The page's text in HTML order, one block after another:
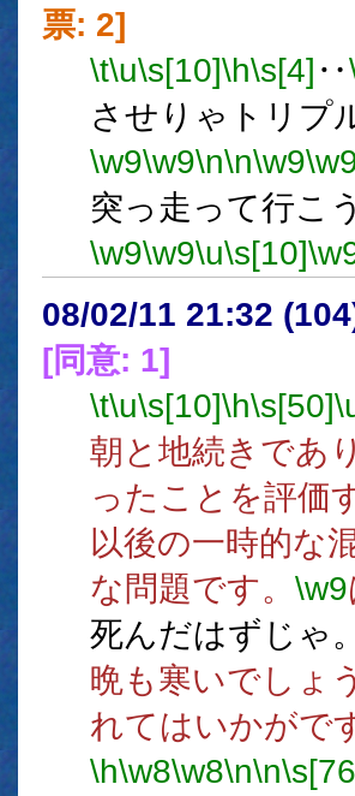
票: 2]
\t\u\s[10]\h\s[4] ‥
させりゃトリプ
\w9\w9\n\n\w9
突っ走って行こ
\w9\w9\u\s[10]
08/02/11 21:32
[同意: 1]
\t\u\s[10]\h\s[50]
朝と地続きであ
ったことを評価
以後の一時的な
な問題です。 \w9
死んだはずじゃ
晩も寒いでしょ
れてはいかがで
\h\w8\w8\n\n